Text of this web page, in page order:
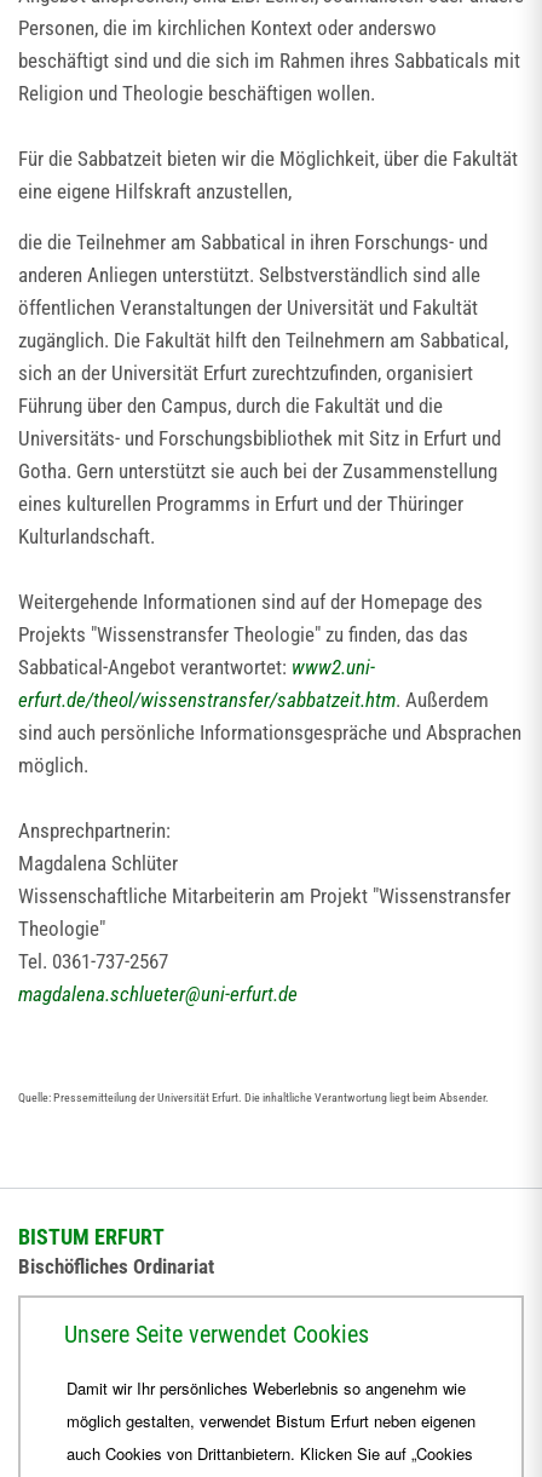
Personen, die im kirchlichen Kontext oder anderswo
beschäftigt sind und die sich im Rahmen ihres Sabbaticals mit
Religion und Theologie beschäftigen wollen.
Für die Sabbatzeit bieten wir die Möglichkeit, über die Fakultät
eine eigene Hilfskraft anzustellen,
die die Teilnehmer am Sabbatical in ihren Forschungs- und
anderen Anliegen unterstützt. Selbstverständlich sind alle
öffentlichen Veranstaltungen der Universität und Fakultät
zugänglich. Die Fakultät hilft den Teilnehmern am Sabbatical,
sich an der Universität Erfurt zurechtzufinden, organisiert
Führung über den Campus, durch die Fakultät und die
Universitäts- und Forschungsbibliothek mit Sitz in Erfurt und
Gotha. Gern unterstützt sie auch bei der Zusammenstellung
eines kulturellen Programms in Erfurt und der Thüringer
Kulturlandschaft.
Weitergehende Informationen sind auf der Homepage des
Projekts "Wissenstransfer Theologie" zu finden, das das
Sabbatical-Angebot verantwortet: www2.uni-
erfurt.de/theol/wissenstransfer/sabbatzeit.htm. Außerdem
sind auch persönliche Informationsgespräche und Absprachen
möglich.
Ansprechpartnerin:
Magdalena Schlüter
Wissenschaftliche Mitarbeiterin am Projekt "Wissenstransfer
Theologie"
Tel. 0361-737-2567
magdalena.schlueter@uni-erfurt.de
Quelle: Pressemitteilung der Universität Erfurt. Die inhaltliche Verantwortung liegt beim Absender.
BISTUM ERFURT
Bischöfliches Ordinariat
+49 361 6572-444
ordinariat Bistum-Erfurt.de
Unsere Seite verwendet Cookies
Damit wir Ihr persönliches Weberlebnis so angenehm wie
möglich gestalten, verwendet Bistum Erfurt neben eigenen
auch Cookies von Drittanbietern. Klicken Sie auf „Cookies